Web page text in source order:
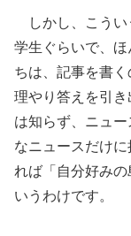
しかし、こうい
学生ぐらいで、
ちは、記事を書
理やり答えを引
は知らず、ニュ
なニュースだけ
れば「自分好み
いうわけです。